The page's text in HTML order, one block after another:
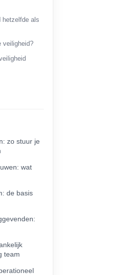
hetzelfde als
veiligheid?
zo stuur je
wat
de basis
team